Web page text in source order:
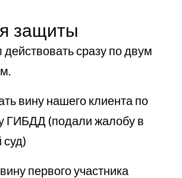
защиты
сразу по двум
вину нашего клиента по
ГИБДД (подали жалобу в
первого участника